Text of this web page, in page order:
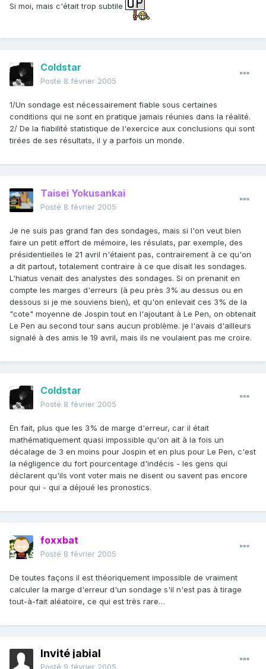
Si moi, mais c'était trop subtile
Coldstar
Posté 8 février 2005
1/Un sondage est nécessairement fiable sous certaines
conditions qui ne sont en pratique jamais réunies dans la réalité.
2/ De la fiabilité statistique de l'exercice aux conclusions qui sont
tirées de ses résultats, il y a parfois un monde.
Taisei Yokusankai
Posté 8 février 2005
Je ne suis pas grand fan des sondages, mais si l'on veut bien
faire un petit effort de mémoire, les résulats, par exemple, des
présidentielles le 21 avril n'étaient pas, contrairement à ce qu'on
a dit partout, totalement contraire à ce que disait les sondages.
L'hiatus venait des analystes des sondages. Si on prenanit en
compte les marges d'erreurs (à peu près 3% au dessus ou en
dessous si je me souviens bien), et qu'on enlevait ces 3% de la
"cote" moyenne de Jospin tout en l'ajoutant à Le Pen, on obtenait
Le Pen au second tour sans aucun problème. je l'avais d'ailleurs
signalé à des amis le 19 avril, mais ils ne voulaient pas me croire.
Coldstar
Posté 8 février 2005
En fait, plus que les 3% de marge d'erreur, car il était
mathématiquement quasi impossible qu'on ait à la fois un
décalage de 3 en moins pour Jospin et en plus pour Le Pen, c'est
la négligence du fort pourcentage d'indécis - les gens qui
déclarent qu'ils vont voter mais ne disent ou savent pas encore
pour qui - qui a déjoué les pronostics.
foxxbat
Posté 8 février 2005
De toutes façons il est théoriquement impossible de vraiment
calculer la marge d'erreur d'un sondage s'il n'est pas à tirage
tout-à-fait aléatoire, ce qui est très rare…
Invité jabial
Posté 9 février 2005